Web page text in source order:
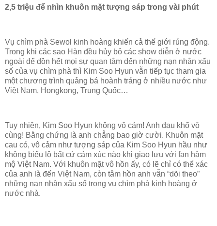
2,5 triệu để nhìn khuôn mặt tượng sáp trong vài phút
Vụ chìm phà Sewol kinh hoàng khiến cả thế giới rúng động.
Trong khi các sao Hàn đều hủy bỏ các show diễn ở nước
ngoài để dồn hết mọi sự quan tâm đến những nạn nhân xấu
số của vụ chìm phà thì Kim Soo Hyun vẫn tiếp tục tham gia
một chương trình quảng bá hoành tráng ở nhiều nước như
Việt Nam, Hongkong, Trung Quốc…
Tuy nhiên, Kim Soo Hyun không vô cảm! Anh đau khổ vô
cùng! Bằng chứng là anh chẳng bao giờ cười. Khuôn mặt
cau có, vô cảm như tượng sáp của Kim Soo Hyun hầu như
không biểu lộ bất cứ cảm xúc nào khi giao lưu với fan hâm
mộ Việt Nam. Với khuôn mặt vô hồn ấy, có lẽ chỉ có thể xác
của anh là đến Việt Nam, còn tâm hồn anh vẫn “dõi theo”
những nạn nhân xấu số trong vụ chìm phà kinh hoàng ở
nước nhà.